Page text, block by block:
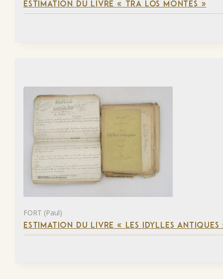
ESTIMATION DU LIVRE « TRA LOS MONTES »
FORT (Paul)
ESTIMATION DU LIVRE « LES IDYLLES